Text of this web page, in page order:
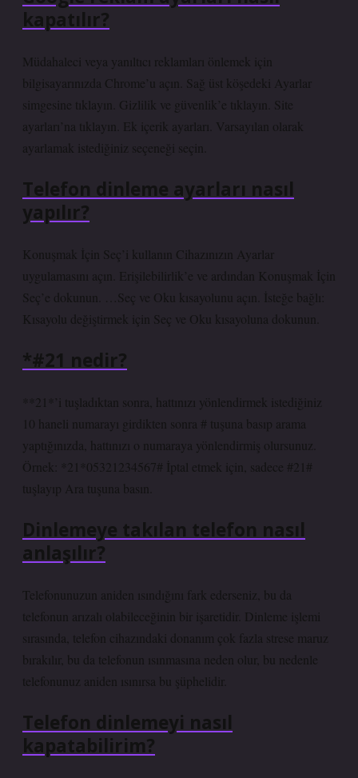
kapatılır?
Müdahaleci veya yanıltıcı reklamları önlemek için
bilgisayarınızda Chrome’u açın. Sağ üst köşedeki Ayarlar
simgesine tıklayın. Gizlilik ve güvenlik’e tıklayın. Site
ayarları’na tıklayın. Ek içerik ayarları. Varsayılan olarak
ayarlamak istediğiniz seçeneği seçin.
Telefon dinleme ayarları nasıl
yapılır?
Konuşmak İçin Seç’i kullanın Cihazınızın Ayarlar
uygulamasını açın. Erişilebilirlik’e ve ardından Konuşmak İçin
Seç’e dokunun. …Seç ve Oku kısayolunu açın. İsteğe bağlı:
Kısayolu değiştirmek için Seç ve Oku kısayoluna dokunun.
*#21 nedir?
**21*’i tuşladıktan sonra, hattınızı yönlendirmek istediğiniz
10 haneli numarayı girdikten sonra # tuşuna basıp arama
yaptığınızda, hattınızı o numaraya yönlendirmiş olursunuz.
Örnek: *21*05321234567# İptal etmek için, sadece #21#
tuşlayıp Ara tuşuna basın.
Dinlemeye takılan telefon nasıl
anlaşılır?
Telefonunuzun aniden ısındığını fark ederseniz, bu da
telefonun arızalı olabileceğinin bir işaretidir. Dinleme işlemi
sırasında, telefon cihazındaki donanım çok fazla strese maruz
bırakılır, bu da telefonun ısınmasına neden olur, bu nedenle
telefonunuz aniden ısınırsa bu şüphelidir.
Telefon dinlemeyi nasıl
kapatabilirim?